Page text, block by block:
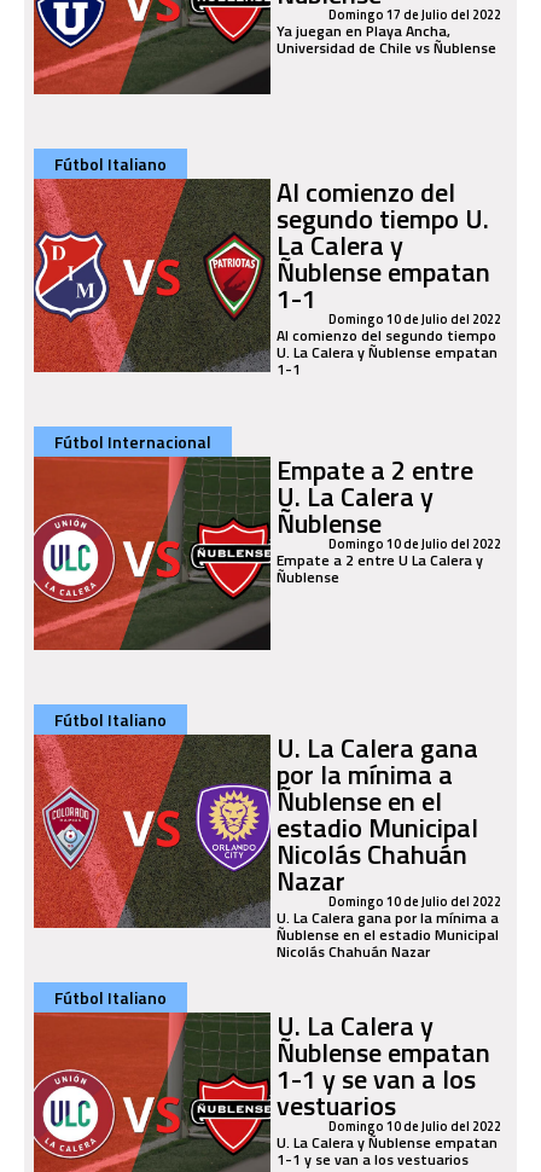
Domingo 17 de Julio del 2022
Ya juegan en Playa Ancha,
Universidad de Chile vs Ñublense
Fútbol Italiano
Al comienzo del
segundo tiempo U.
La Calera y
Ñublense empatan
1-1 Domingo 10 de Julio del 2022
Al comienzo del segundo tiempo
U. La Calera y Ñublense empatan
1-1
Fútbol Internacional
Empate a 2 entre
U. La Calera y
ÑublenseDomingo 10 de Julio del 2022
Empate a 2 entre U La Calera y
Ñublense
Fútbol Italiano
U. La Calera gana
por la mínima a
Ñublense en el
estadio Municipal
Nicolás Chahuán
NazarDomingo 10 de Julio del 2022
U. La Calera gana por la mínima a
Ñublense en el estadio Municipal
Nicolás Chahuán Nazar
Fútbol Italiano
U. La Calera y
Ñublense empatan
1-1 y se van a los
vestuarios
Domingo 10 de Julio del 2022
U. La Calera y Ñublense empatan
1-1 y se van a los vestuarios